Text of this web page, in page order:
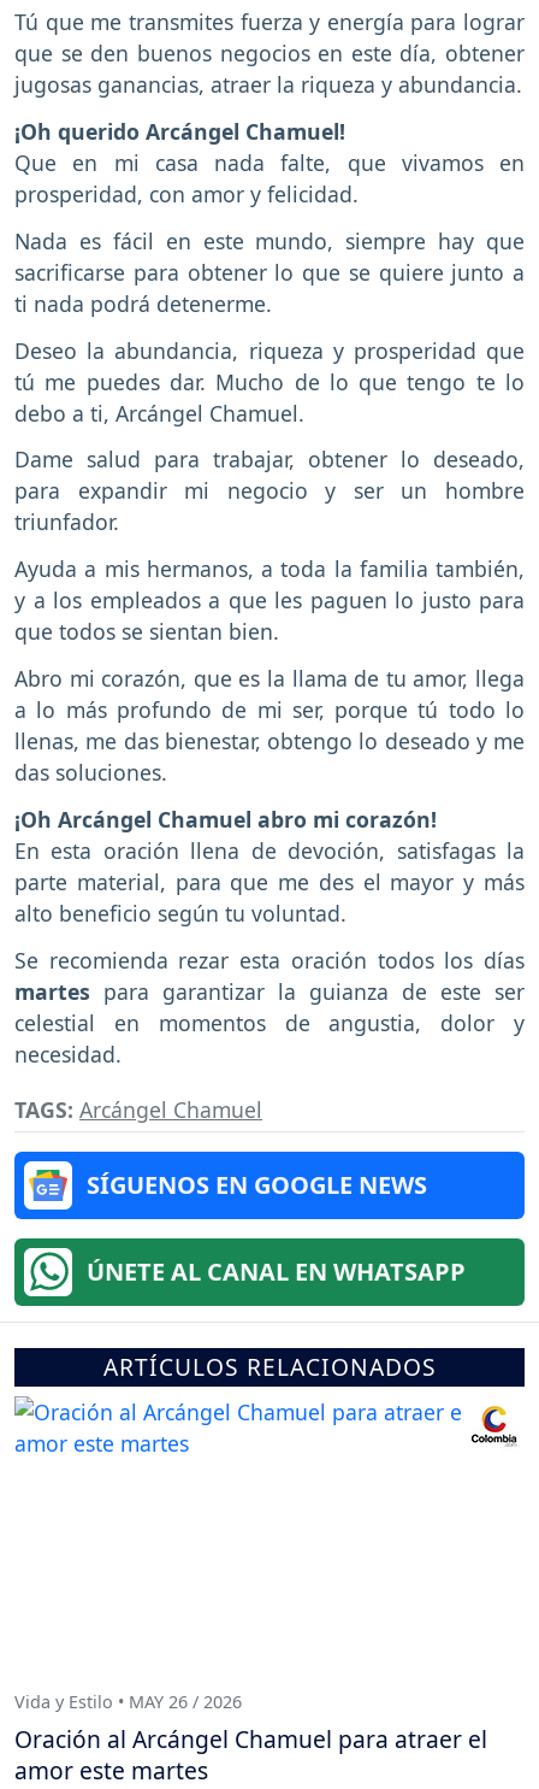
Tú que me transmites fuerza y energía para lograr
que se den buenos negocios en este día, obtener
jugosas ganancias, atraer la riqueza y abundancia.
¡Oh querido Arcángel Chamuel!
Que en mi casa nada falte, que vivamos en
prosperidad, con amor y felicidad.
Nada es fácil en este mundo, siempre hay que
sacrificarse para obtener lo que se quiere junto a
ti nada podrá detenerme.
Deseo la abundancia, riqueza y prosperidad que
tú me puedes dar. Mucho de lo que tengo te lo
debo a ti, Arcángel Chamuel.
Dame salud para trabajar, obtener lo deseado,
para expandir mi negocio y ser un hombre
triunfador.
Ayuda a mis hermanos, a toda la familia también,
y a los empleados a que les paguen lo justo para
que todos se sientan bien.
Abro mi corazón, que es la llama de tu amor, llega
a lo más profundo de mi ser, porque tú todo lo
llenas, me das bienestar, obtengo lo deseado y me
das soluciones.
¡Oh Arcángel Chamuel abro mi corazón!
En esta oración llena de devoción, satisfagas la
parte material, para que me des el mayor y más
alto beneficio según tu voluntad.
Se recomienda rezar esta oración todos los días
martes para garantizar la guianza de este ser
celestial en momentos de angustia, dolor y
necesidad.
TAGS: Arcángel Chamuel
SÍGUENOS EN GOOGLE NEWS
ÚNETE AL CANAL EN WHATSAPP
ARTÍCULOS RELACIONADOS
Vida y Estilo • MAY 26 / 2026
Oración al Arcángel Chamuel para atraer el
amor este martes